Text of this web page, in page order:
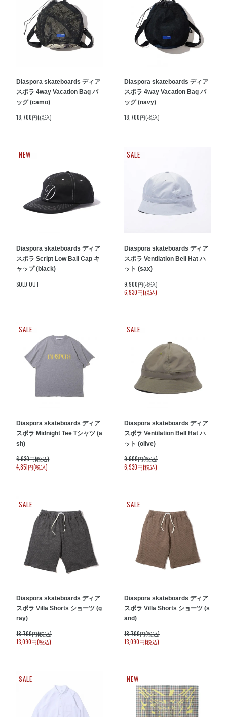
Diaspora skateboards ディア
スポラ 4way Vacation Bag バ
ッグ (camo)
18,700円(税込)
Diaspora skateboards ディア
スポラ 4way Vacation Bag バ
ッグ (navy)
18,700円(税込)
NEW
Diaspora skateboards ディア
スポラ Script Low Ball Cap キ
ャップ (black)
SOLD OUT
SALE
Diaspora skateboards ディア
スポラ Ventilation Bell Hat ハ
ット (sax)
9,900円(税込)
6,930円(税込)
SALE
Diaspora skateboards ディア
スポラ Midnight Tee Tシャツ (a
sh)
6,930円(税込)
4,851円(税込)
SALE
Diaspora skateboards ディア
スポラ Ventilation Bell Hat ハ
ット (olive)
9,900円(税込)
6,930円(税込)
SALE
Diaspora skateboards ディア
スポラ Villa Shorts ショーツ (g
ray)
18,700円(税込)
13,090円(税込)
SALE
Diaspora skateboards ディア
スポラ Villa Shorts ショーツ (s
and)
18,700円(税込)
13,090円(税込)
SALE NEW